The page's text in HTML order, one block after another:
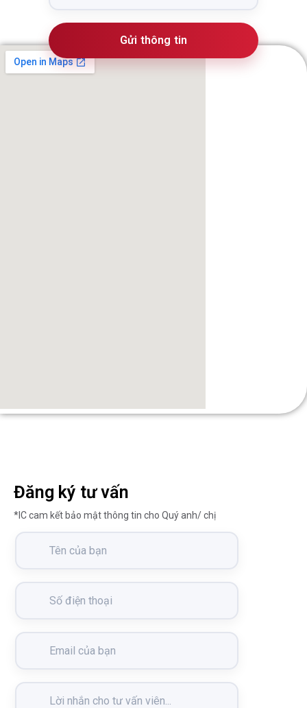
Gửi thông tin
Đăng ký tư vấn
*IC cam kết bảo mật thông tin cho Quý anh/ chị